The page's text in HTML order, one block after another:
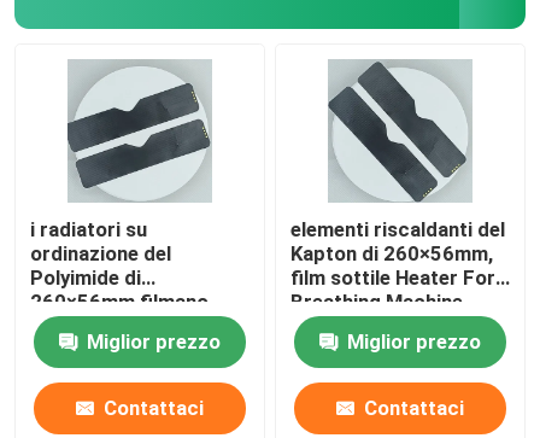
i radiatori su
ordinazione del
Polyimide di
260×56mm filmano
sottile per la macchina
respiranteMiglior prezzo
Contattaci
elementi riscaldanti del
Kapton di 260×56mm,
film sottile Heater For
Breathing Machine
Miglior prezzo
Contattaci